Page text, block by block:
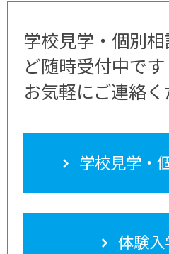
学校見学・個別
ど随時受付中です
お気軽にご連絡
学校見学・
体験